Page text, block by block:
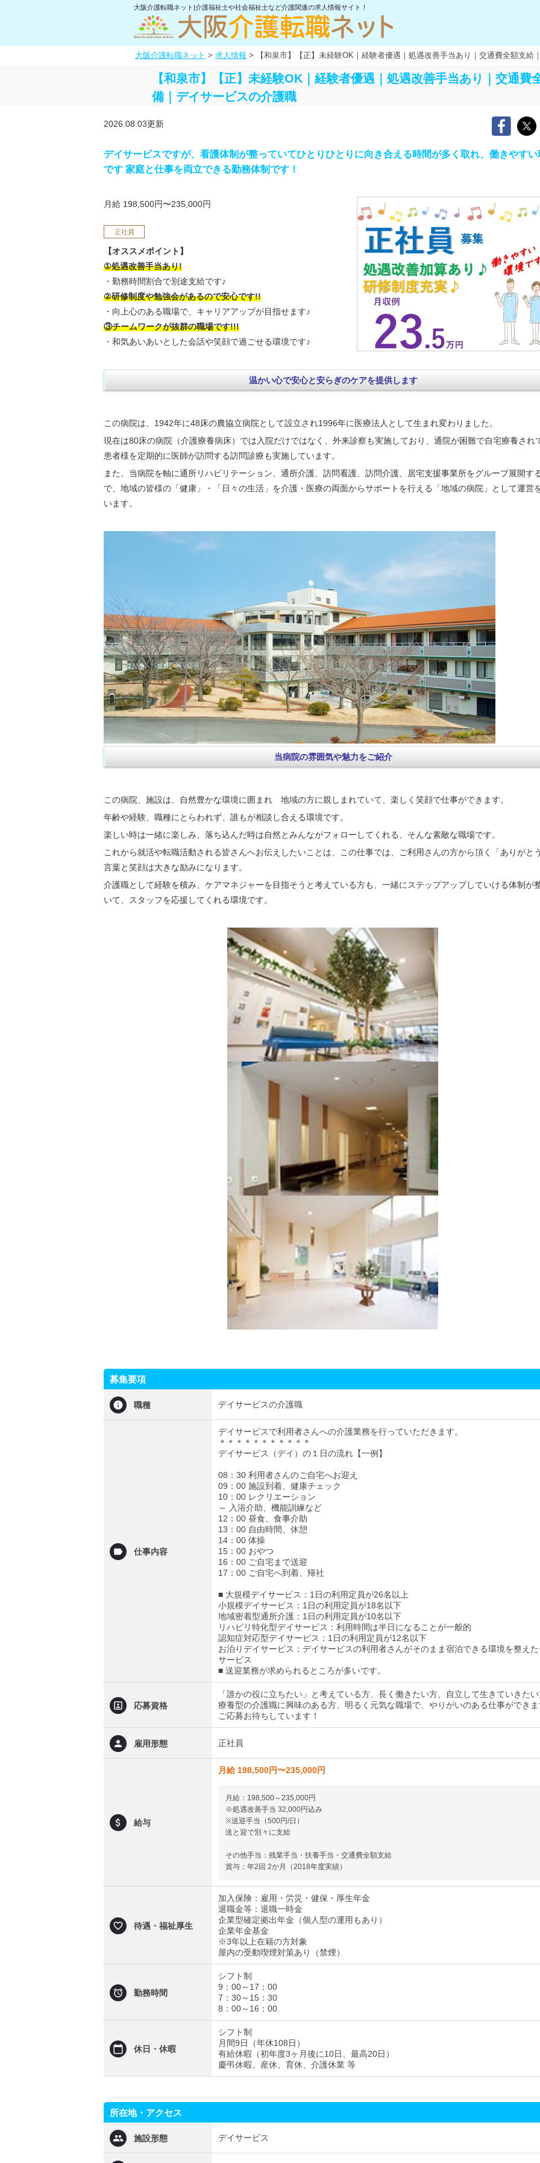
大阪介護転職ネット|介護福祉士や社会福祉士など介護関連の求人情報サイト！
大阪介護転職ネット > 求人情報 > 【和泉市】【正】未経験OK｜経験者優遇｜処遇改善手当あり｜交通費全額支
【和泉市】【正】未経験OK｜経験者優遇｜処遇改善手当あり｜交通費
備｜デイサービスの介護職
2026.08.03更新
デイサービスですが、看護体制が整っていてひとりひとりに向き合える時間が多く取れ、働きやすい
です 家庭と仕事を両立できる勤務体制です！
月給 198,500円〜235,000円
正社員
【オススメポイント】
①処遇改善手当あり!
・勤務時間割合で別途支給です♪
②研修制度や勉強会があるので安心です!!
・向上心のある職場で、キャリアアップが目指せます♪
③チームワークが抜群の職場です!!!
・和気あいあいとした会話や笑顔で過ごせる環境です♪
温かい心で安心と安らぎのケアを提供します
この病院は、1942年に48床の農協立病院として設立され1996年に医療法人として生まれ変わりました。
現在は80床の病院（介護療養病床）では入院だけではなく、外来診察も実施しており、通院が困難で自宅療養され
患者様を定期的に医師が訪問する訪問診療も実施しています。
また、当病院を軸に通所リハビリテーション、通所介護、訪問看護、訪問介護、居宅支援事業所をグループ展開す
で、地域の皆様の「健康」・「日々の生活」を介護・医療の両面からサポートを行える「地域の病院」として運営
います。
当病院の雰囲気や魅力をご紹介
この病院、施設は、自然豊かな環境に囲まれ 地域の方に親しまれていて、楽しく笑顔で仕事ができます。
年齢や経験、職種にとらわれず、誰もが相談し合える環境です。
楽しい時は一緒に楽しみ、落ち込んだ時は自然とみんながフォローしてくれる、そんな素敵な職場です。
これから就活や転職活動される皆さんへお伝えしたいことは、この仕事では、ご利用さんの方から頂く「ありがと
言葉と笑顔は大きな励みになります。
介護職として経験を積み、ケアマネジャーを目指そうと考えている方も、一緒にステップアップしていける体制が
いて、スタッフを応援してくれる環境です。
募集要項
職種 デイサービスの介護職
仕事内容
デイサービスで利用者さんへの介護業務を行っていただきます。
＊＊＊＊＊＊＊＊＊＊＊
デイサービス（デイ）の１日の流れ【一例】
08：30 利用者さんのご自宅へお迎え
09：00 施設到着、健康チェック
10：00 レクリエーション
～ 入浴介助、機能訓練など
12：00 昼食、食事介助
13：00 自由時間、休憩
14：00 体操
15：00 おやつ
16：00 ご自宅まで送迎
17：00 ご自宅へ到着、帰社
■ 大規模デイサービス：1日の利用定員が26名以上
小規模デイサービス：1日の利用定員が18名以下
地域密着型通所介護：1日の利用定員が10名以下
リハビリ特化型デイサービス：利用時間は半日になることが一般的
認知症対応型デイサービス：1日の利用定員が12名以下
お泊りデイサービス：デイサービスの利用者さんがそのまま宿泊できる環境を整えた
サービス
■ 送迎業務が求められるところが多いです。
応募資格
「誰かの役に立ちたい」と考えている方、長く働きたい方、自立して生きていきたい
療養型の介護職に興味のある方、明るく元気な職場で、やりがいのある仕事ができま
ご応募お待ちしています！
雇用形態 正社員
給与
月給 198,500円〜235,000円
月給：198,500～235,000円
※処遇改善手当 32,000円込み
※送迎手当（500円/日）
送と迎で別々に支給
その他手当：残業手当・扶養手当・交通費全額支給
賞与：年2回 2か月（2018年度実績）
待遇・福祉厚生
加入保険：雇用・労災・健保・厚生年金
退職金等：退職一時金
企業型確定拠出年金（個人型の運用もあり）
企業年金基金
※3年以上在籍の方対象
屋内の受動喫煙対策あり（禁煙）
勤務時間
シフト制
9：00～17：00
7：30～15：30
8：00～16：00
休日・休暇
シフト制
月間9日（年休108日）
有給休暇（初年度3ヶ月後に10日、最高20日）
慶弔休暇、産休、育休、介護休業 等
所在地・アクセス
施設形態 デイサービス